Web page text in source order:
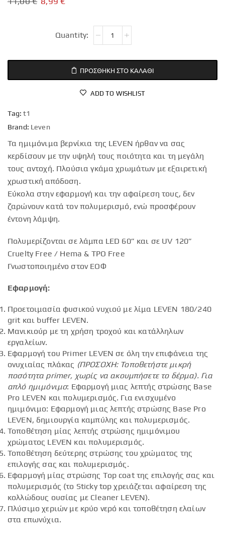
ΠΡΟΣΘΉΚΗ ΣΤΟ ΚΑΛΆΘΙ
ADD TO WISHLIST
Tag: t1
Brand: Leven
Τα ημιμόνιμα βερνίκια της LEVEN ήρθαν να σας
κερδίσουν με την υψηλή τους ποιότητα και τη μεγάλη
τους αντοχή. Πλούσια γκάμα χρωμάτων με εξαιρετική
χρωστική απόδοση.
Εύκολα στην εφαρμογή και την αφαίρεση τους, δεν
ζαρώνουν κατά τον πολυμερισμό, ενώ προσφέρουν
έντονη λάμψη.
Πολυμερίζονται σε λάμπα LED 60” και σε UV 120”
Cruelty Free / Hema & TPO Free
Γνωστοποιημένο στον ΕΟΦ
Εφαρμογή:
Προετοιμασία φυσικού νυχιού με λίμα LEVEN 180/240
grit και buffer LEVEN.
Μανικιούρ με τη χρήση τροχού και κατάλληλων
εργαλείων.
Εφαρμογή του Primer LEVEN σε όλη την επιφάνεια της
ονυχιαίας πλάκας (ΠΡΟΣΟΧΗ: Τοποθετήστε μικρή
ποσότητα primer, χωρίς να ακουμπήσετε το δέρμα).Για
απλό ημιμόνιμο: Εφαρμογή μιας λεπτής στρώσης Base
Pro LEVEN και πολυμερισμός. Για ενισχυμένο
ημιμόνιμο: Εφαρμογή μιας λεπτής στρώσης Base Pro
LEVEN, δημιουργία καμπύλης και πολυμερισμός.
Τοποθέτηση μίας λεπτής στρώσης ημιμόνιμου
χρώματος LEVEN και πολυμερισμός.
Τοποθέτηση δεύτερης στρώσης του χρώματος της
επιλογής σας και πολυμερισμός.
Εφαρμογή μίας στρώσης Top coat της επιλογής σας και
πολυμερισμός (το Sticky top χρειάζεται αφαίρεση της
κολλώδους ουσίας με Cleaner LEVEN).
Πλύσιμο χεριών με κρύο νερό και τοποθέτηση ελαίων
στα επωνύχια.